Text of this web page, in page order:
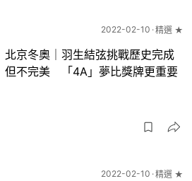
2022-02-10 精選 ★
北京冬奧｜羽生結弦挑戰歷史完成
但不完美 「4A」夢比獎牌更重要
2022-02-10 精選 ★